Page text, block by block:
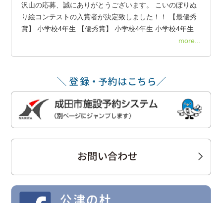
沢山の応募、誠にありがとうございます。 こいのぼりぬ
り絵コンテストの入賞者が決定致しました！！ 【最優秀
賞】 小学校4年生 【優秀賞】 小学校4年生 小学校4年生
more...